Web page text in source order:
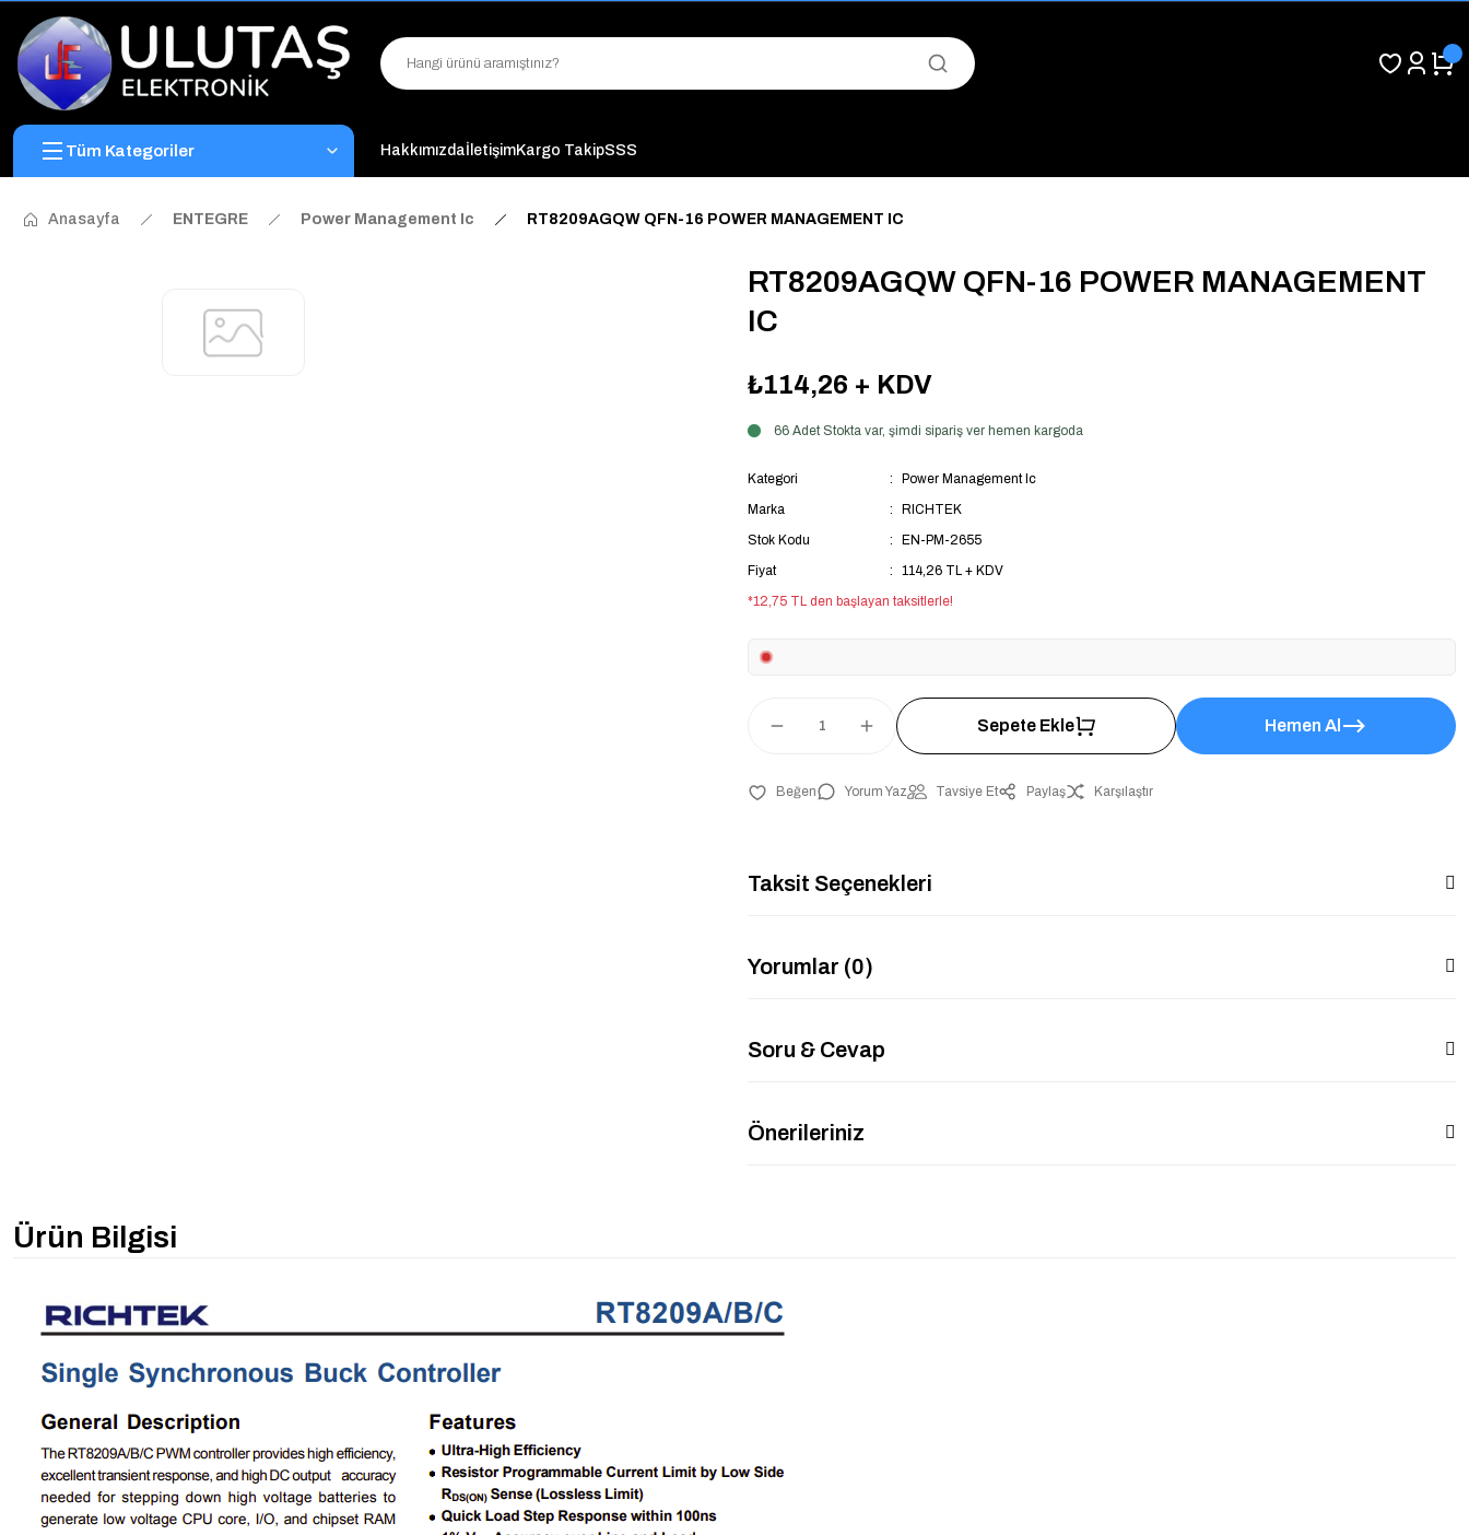
"Binlerce Ürün Çeşitliliği ile Stoktan Hemen Teslim."
"Toptan Fiyatına Perakende Satış Avantajını Kaçırmayın!"
Tüm Kategoriler HakkımızdaİletişimKargo TakipSSS
Anasayfa ENTEGRE Power Management Ic RT8209AGQW QFN-16 POWER MANAGEMENT IC
RT8209AGQW QFN-16 POWER MANAGEMENT
IC
₺114,26 + KDV
66 Adet Stokta var, şimdi sipariş ver hemen kargoda
Kategori
Power Management Ic
Marka
RICHTEK
Stok Kodu
EN-PM-2655
Fiyat
114,26 TL + KDV
*12,75 TL den başlayan taksitlerle!
Sepete Ekle Hemen Al
Yorum Yaz Tavsiye Et Paylaş Karşılaştır
Taksit Seçenekleri
Yorumlar (0)
Soru & Cevap
Önerileriniz
Ürün Bilgisi